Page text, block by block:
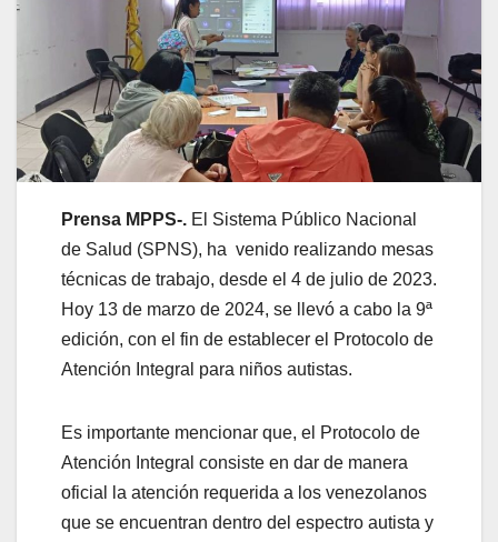
Prensa MPPS-. El Sistema Público Nacional
de Salud (SPNS), ha venido realizando mesas
técnicas de trabajo, desde el 4 de julio de 2023.
Hoy 13 de marzo de 2024, se llevó a cabo la 9ª
edición, con el fin de establecer el Protocolo de
Atención Integral para niños autistas.
Es importante mencionar que, el Protocolo de
Atención Integral consiste en dar de manera
oficial la atención requerida a los venezolanos
que se encuentran dentro del espectro autista y